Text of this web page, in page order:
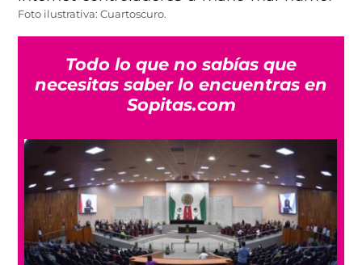
Foto ilustrativa: Cuartoscuro.
Todo lo que no sabías que
necesitas saber lo encuentras en
Sopitas.com